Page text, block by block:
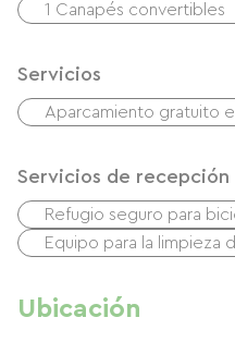
1 Canapés convertibles
Servicios
Aparcamiento gratuito
Servicios de
Refugio seguro para
Equipo para la limpieza
Ubicación